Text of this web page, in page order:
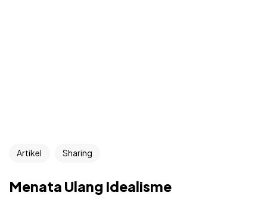
Artikel Sharing
Menata Ulang Idealisme